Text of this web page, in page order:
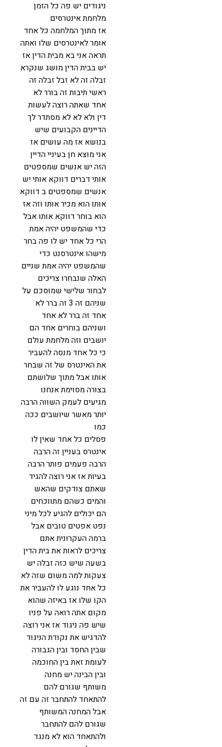
ניגודים יש פה כל הזמן
מלחמת אינטרסים
אז מתוך המלחמה כל אחד
אומר לאינטרסים שלו ואתה
תראה אני בא מבית הדין אז
יש בבית הדין מושג שנקרא
זבלה זה לא זבל זבלה זה
ראשי תיבות זה בורר לא
אחד שאתה רוצה לעשות
דין ולא לא לא מסתדר לך
הדיינים הקבועים שיש
בנושא אז מה עושים אז
אני מוצא חן בעיניי הדיין
הזה יש אנשים שמספטים
אותי דברים דווקא אותי יש
אנשים שמספטים ב דווקא
אותו הוא מכיר אותו וזה אז
הוא בוחר דווקא אותו אבל
כדי שהמשפט יהיה אמת
הרי כל אחד יש לו פה בחר
מישהו אינטרסנט כדי
שהמשפט יהיה אמת שניים
האלה שנבחרו צריכים
לבחור שלישי שמוסכם על
שניהם זה 3 זה ברר לא
אחד זה ברר לא אחד
ושניהם בוחרים אחד הם
יושבים וזה מלחמת עולם
כי כל אחד מנסה להעביר
את האינטרס של זה שבחר
אותו אבל מתוך שלושתם
בצורה מסוימת אנחנו
מגיעים לעמק השווה הרבה
יותר מאשר שיושבים ככה
כמו
פסלים כל אחד שאין לו
אינטרס בעניין זה הרבה
הרבה פעמים פותר הרבה
בעיות אז אני רוצה להגיד
שאתם צודקים שהאש
והמים כשהם מתווכחים
הם יכולים להגיע לכל מיני
נפט אפטים טובים אבל
ברמה העקרונית אתם
צריכים לראות את בית הדין
בשעה שיש כזה זבלה יש
צעקות למה משום שזה לא
כל אחד נוגע לו להעביר את
הקו שלו אז באיזה שהוא
מקום אתה רואה על פניו
שיש פה ניגוד אז אני רוצה
להדגיש את נקודת הניגוד
שבין החסד ובין הגבורה
לעומת זאת בין החוכמה
ובין הבינה יש מחנה
משותף שגורם להם
להתאחד להתחבר זה עם זה
אבל המחנה המשותף
שגורם להם להתחבר
ולהתאחד הוא לא מנגד